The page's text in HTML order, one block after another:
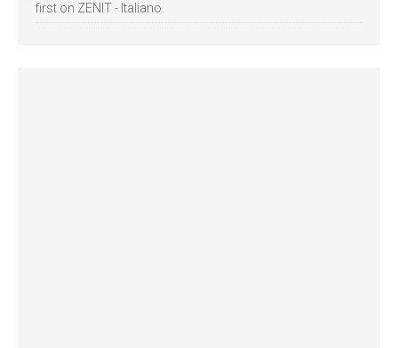
first on ZENIT - Italiano.